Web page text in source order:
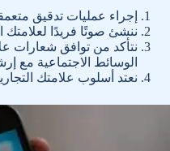
إجراء عمليات تدقيق
ننشئ صوتًا فريدًا لعلامتك
نتأكد من توافق شعارات
الوسائط الاجتماعية مع
نعتد أسلوب علامتك